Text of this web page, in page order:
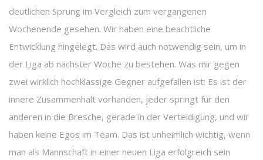
deutlichen Sprung im Vergleich zum vergangenen
Wochenende gesehen. Wir haben eine beachtliche
Entwicklung hingelegt. Das wird auch notwendig sein, um in
der Liga ab nächster Woche zu bestehen. Was mir gegen
zwei wirklich hochklassige Gegner aufgefallen ist: Es ist der
innere Zusammenhalt vorhanden, jeder springt für den
anderen in die Bresche, gerade in der Verteidigung, und wir
haben keine Egos im Team. Das ist unheimlich wichtig, wenn
man als Mannschaft in einer neuen Liga erfolgreich sein